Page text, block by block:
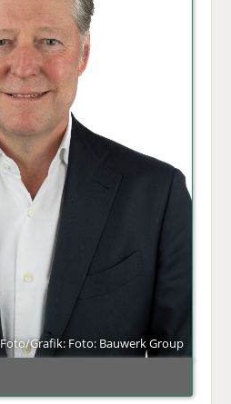
Foto/Grafik: Foto: Bauwerk Group